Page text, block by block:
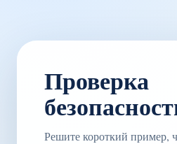
Проверка
Решите короткий пример,